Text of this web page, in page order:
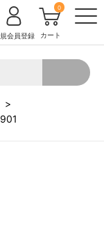
会員登録 カート
0